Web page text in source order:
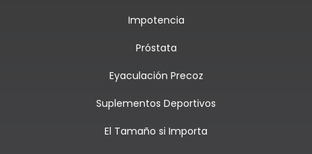
Impotencia
Próstata
Eyaculación Precoz
Suplementos Deportivos
El Tamaño si Importa